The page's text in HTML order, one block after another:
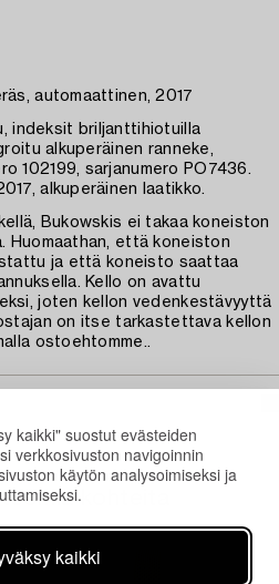
kaikki" suostut evästeiden
verkkosivuston navigoinnin
käytön analysoimiseksi ja
kaikki
automaattinen, 2017
indeksit briljanttihiotuilla
alkuperäinen ranneke,
102199, sarjanumero PO7436.
alkuperäinen laatikko.
Bukowskis ei takaa koneiston
Huomaathan, että koneiston
ja että koneisto saattaa
Kello on avattu
joten kellon vedenkestävyyttä
on itse tarkastettava kellon
ostoehtomme..
kohteita